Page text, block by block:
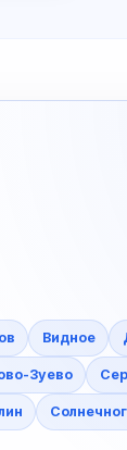
Видное
Зуево